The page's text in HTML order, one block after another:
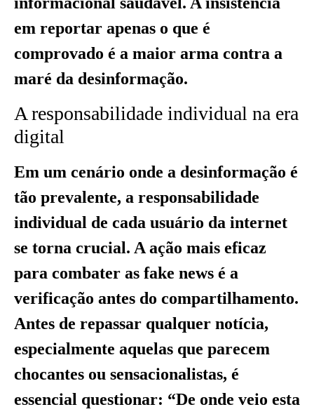
em reportar apenas o que é
comprovado é a maior arma contra a
maré da desinformação.
A responsabilidade individual na era
digital
Em um cenário onde a desinformação é
tão prevalente, a responsabilidade
individual de cada usuário da internet
se torna crucial. A ação mais eficaz
para combater as fake news é a
verificação antes do compartilhamento.
Antes de repassar qualquer notícia,
especialmente aquelas que parecem
chocantes ou sensacionalistas, é
essencial questionar: “De onde veio esta